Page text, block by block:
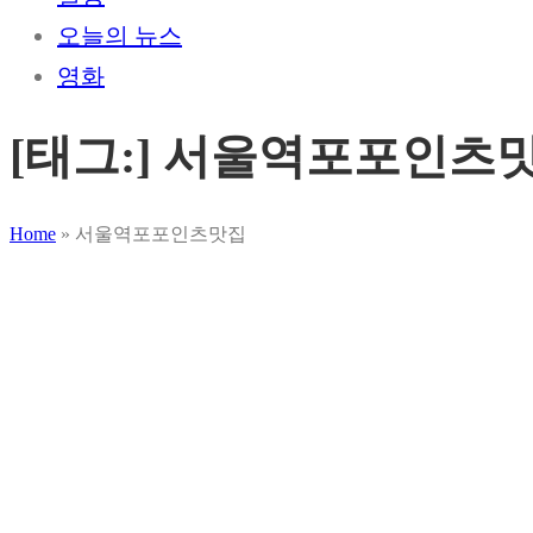
오늘의 뉴스
영화
[태그:] 서울역포포인츠
Home » 서울역포포인츠맛집